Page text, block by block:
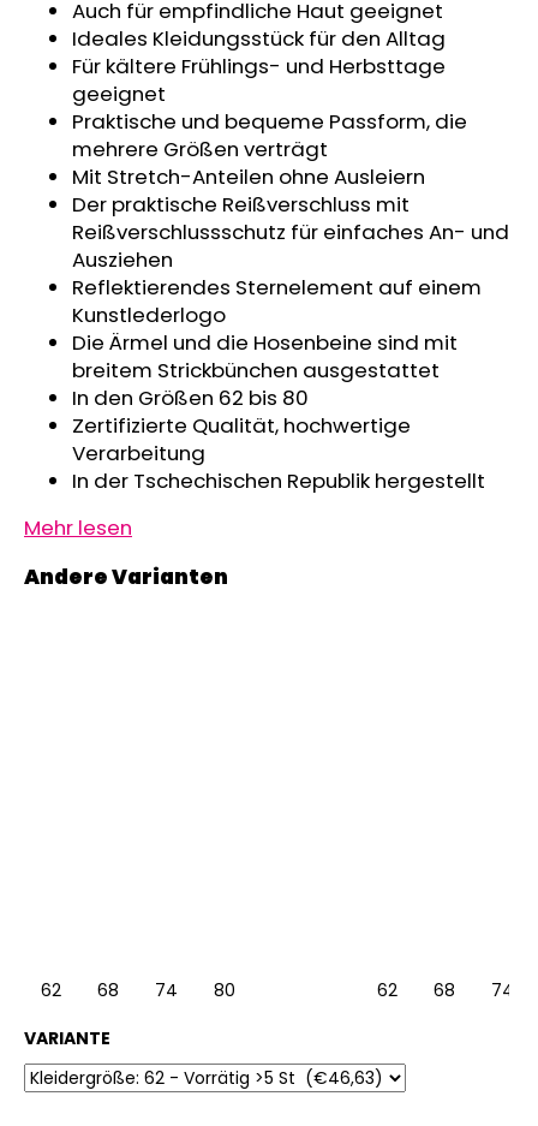
Auch für empfindliche Haut geeignet
Ideales Kleidungsstück für den Alltag
Für kältere Frühlings- und Herbsttage
geeignet
Praktische und bequeme Passform, die
mehrere Größen verträgt
Mit Stretch-Anteilen ohne Ausleiern
Der praktische Reißverschluss mit
Reißverschlussschutz für einfaches An- und
Ausziehen
Reflektierendes Sternelement auf einem
Kunstlederlogo
Die Ärmel und die Hosenbeine sind mit
breitem Strickbünchen ausgestattet
In den Größen 62 bis 80
Zertifizierte Qualität, hochwertige
Verarbeitung
In der Tschechischen Republik hergestellt
Mehr lesen
62 68 74 80 62 68
74
VARIANTE